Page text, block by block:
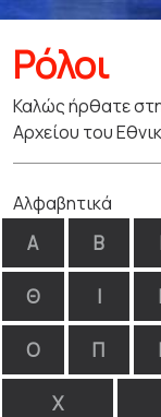
Ρόλοι
Καλώς ήρθατε
Αρχείου του
Αλφαβητικά
Α Β
Θ Ι
Ο Π
Χ